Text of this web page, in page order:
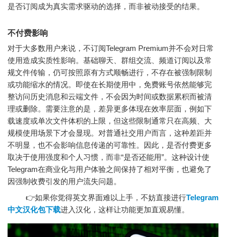
是否订阅成为真实需求驱动的选择，而非被动接受的结果。
不付费影响
对于大多数用户来说，不订阅Telegram Premium并不会对日常
使用造成实质性影响。基础聊天、群组交流、频道订阅以及常
规文件传输，仍可按照原有方式顺畅进行，不存在被强制限制
或功能缩水的情况。即使在长期使用中，免费账号依然能够完
整访问历史消息和云端文件，不会因为时间或数据累积而被清
理或删除。需要注意的是，差异更多体现在效率层面，例如下
载速度或单次文件体积的上限，但这些限制通常只在高频、大
规模使用场景下才会显现。对普通社交用户而言，这种差距并
不明显，也不会影响信息传递的可靠性。因此，是否付费更多
取决于使用强度和个人习惯，而非“是否还能用”。这种设计使
Telegram在商业化与用户体验之间保持了相对平衡，也避免了
因强制收费引发的用户流失问题。
👉如果你觉得英文界面难以上手，不妨直接进行Telegram
中文汉化包下载进入汉化，这样让功能更加直观易懂。